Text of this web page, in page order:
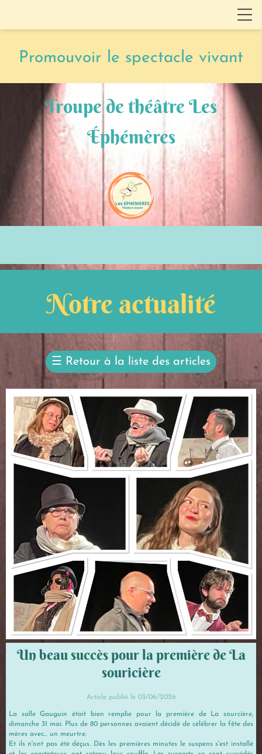
Promouvoir le spectacle vivant
Troupe de théâtre Les
Éphémères
Notre actualité
☰ Retour à la liste des articles
Un beau succès pour la première de La
souricière
Article publié le 03/06/2026
La salle Gauguin était bien remplie pour la première de La sourcière,
dimanche 31 mai. Plus de 80 personnes avaient décidé de célébrer la fête des
mères avec... un meurtre.
Et ils n'ont pas été déçus. Dès les premières minutes le suspens s'est installé